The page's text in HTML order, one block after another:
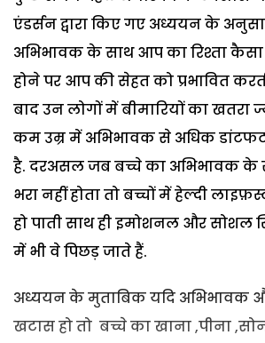
एंडर्सन द्वारा किए गए अध्ययन के
अभिभावक के साथ आप का रिश्ता कैसा
होने पर आप की सेहत को प्रभावित
बाद उन लोगों में बीमारियों का खतरा
कम उम्र में अभिभावक से अधिक
है. दरअसल जब बच्चे का अभिभावक के
भरा नहीं होता तो बच्चों में हेल्दी
हो पाती साथ ही इमोशनल और
में भी वे पिछड़ जाते हैं.
अध्ययन के मुताबिक यदि अभिभावक
खटास हो तो बच्चे का खाना ,पीना